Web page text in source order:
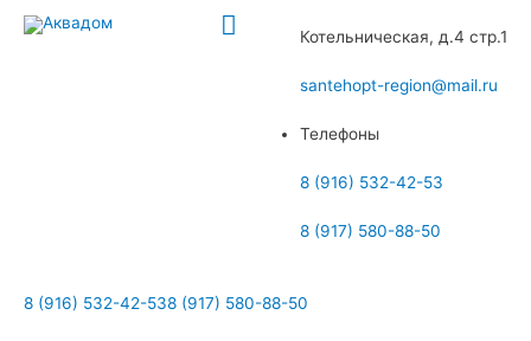
ГлавноеКотельническая, д.4 стр.1
santehopt-region@mail.ru
Телефоны
8 (916) 532-42-53
8 (917) 580-88-50
8 (916) 532-42-538 (917) 580-88-50